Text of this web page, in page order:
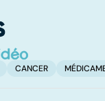
CANCER